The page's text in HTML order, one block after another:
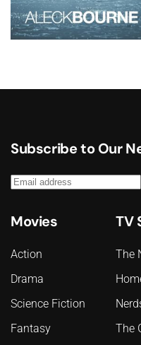
Subscribe to Our
Movies
Action
Drama
Science Fiction
Fantasy
TV
The
The